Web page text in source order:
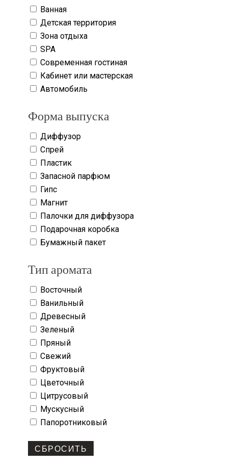
Ванная
Детская территория
Зона отдыха
SPA
Современная гостиная
Кабинет или мастерская
Автомобиль
Форма выпуска
Диффузор
Спрей
Пластик
Запасной парфюм
Гипс
Магнит
Палочки для диффузора
Подарочная коробка
Бумажный пакет
Тип аромата
Восточный
Ванильный
Древесный
Зеленый
Пряный
Свежий
Фруктовый
Цветочный
Цитрусовый
Мускусный
Папоротниковый
СБРОСИТЬ